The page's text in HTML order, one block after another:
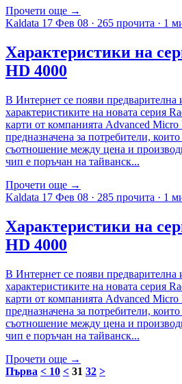
Прочети още →
Kaldata 17 Фев 08 · 265 прочита · 1
Характеристики на
HD 4000
В Интернет се появи предварителна
характеристиките на новата серия
карти от компанията Advanced
предназначена за потребители,
съотношение между цена и
чип е поръчан на тайванск...
Прочети още →
Kaldata 17 Фев 08 · 285 прочита · 1
Характеристики на
HD 4000
В Интернет се появи предварителна
характеристиките на новата серия
карти от компанията Advanced
предназначена за потребители,
съотношение между цена и
чип е поръчан на тайванск...
Прочети още →
Първа < 10 < 31 32 >